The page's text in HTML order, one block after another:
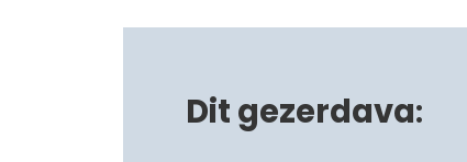
Dit gezerdava: